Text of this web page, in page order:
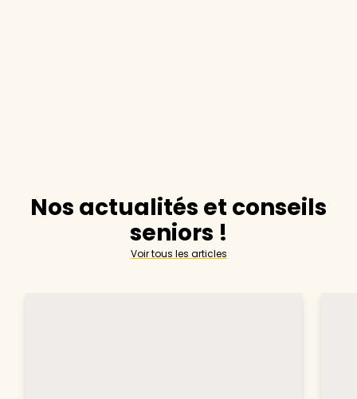
Nos actualités et conseils
seniors !
Voir tous les articles